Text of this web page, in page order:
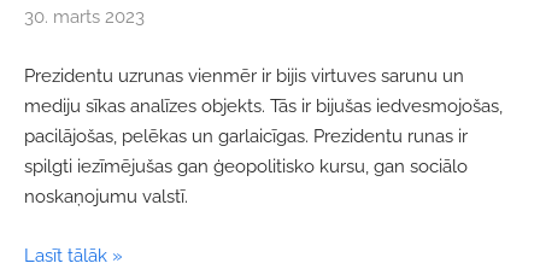
30. marts 2023
Prezidentu uzrunas vienmēr ir bijis virtuves sarunu un
mediju sīkas analīzes objekts. Tās ir bijušas iedvesmojošas,
pacilājošas, pelēkas un garlaicīgas. Prezidentu runas ir
spilgti iezīmējušas gan ģeopolitisko kursu, gan sociālo
noskaņojumu valstī.
Lasīt tālāk »